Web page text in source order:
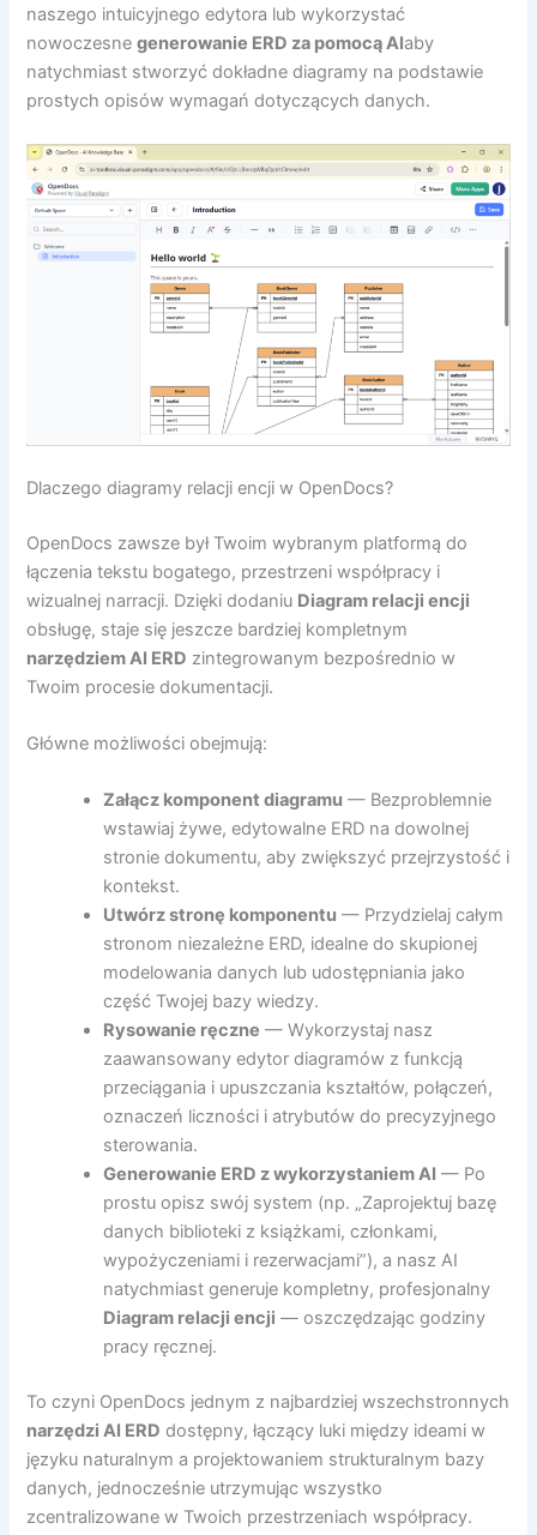
naszego intuicyjnego edytora lub wykorzystać
nowoczesnegenerowanie ERD za pomocą AIaby
natychmiast stworzyć dokładne diagramy na podstawie
prostych opisów wymagań dotyczących danych.
Dlaczego diagramy relacji encji w OpenDocs?
OpenDocs zawsze był Twoim wybranym platformą do
łączenia tekstu bogatego, przestrzeni współpracy i
wizualnej narracji. Dzięki dodaniu Diagram relacji encji
obsługę, staje się jeszcze bardziej kompletnym
narzędziem AI ERD zintegrowanym bezpośrednio w
Twoim procesie dokumentacji.
Główne możliwości obejmują:
Załącz komponent diagramu — Bezproblemnie
wstawiaj żywe, edytowalne ERD na dowolnej
stronie dokumentu, aby zwiększyć przejrzystość i
kontekst.
Utwórz stronę komponentu — Przydzielaj całym
stronom niezależne ERD, idealne do skupionej
modelowania danych lub udostępniania jako
część Twojej bazy wiedzy.
Rysowanie ręczne — Wykorzystaj nasz
zaawansowany edytor diagramów z funkcją
przeciągania i upuszczania kształtów, połączeń,
oznaczeń liczności i atrybutów do precyzyjnego
sterowania.
Generowanie ERD z wykorzystaniem AI — Po
prostu opisz swój system (np. „Zaprojektuj bazę
danych biblioteki z książkami, członkami,
wypożyczeniami i rezerwacjami”), a nasz AI
natychmiast generuje kompletny, profesjonalny
Diagram relacji encji — oszczędzając godziny
pracy ręcznej.
To czyni OpenDocs jednym z najbardziej wszechstronnych
narzędzi AI ERD dostępny, łączący luki między ideami w
języku naturalnym a projektowaniem strukturalnym bazy
danych, jednocześnie utrzymując wszystko
zcentralizowane w Twoich przestrzeniach współpracy.